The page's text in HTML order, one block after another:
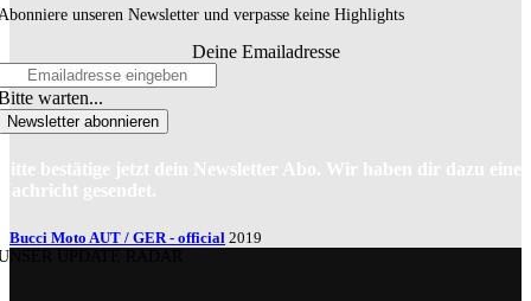
unseren Newsletter und verpasse keine Highlights
Deine Emailadresse
warten...
Newsletter abonnieren
bestätige jetzt dein Newsletter Abo. Wir haben dir dazu eine
gesendet.
Bucci Moto AUT / GER - official 2019
UPDATE RADAR